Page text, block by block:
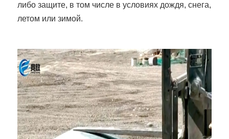
либо защите, в том числе в условиях дождя, снега,
летом или зимой.